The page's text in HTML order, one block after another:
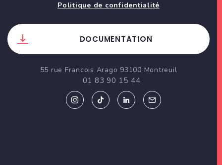
Politique de confidentialité
DOCUMENTATION
55 rue Francois Arago 93100 Montreuil
01 83 90 15 44